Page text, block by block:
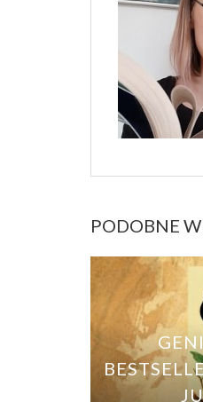
PODOBNE